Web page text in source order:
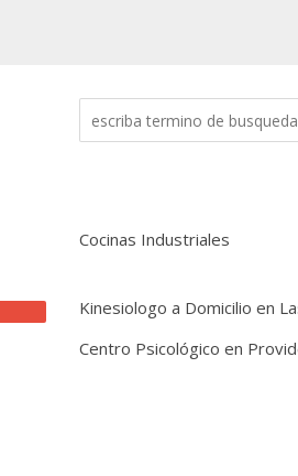
Cocinas Industriales
Kinesiologo a Domicilio en
Centro Psicológico en